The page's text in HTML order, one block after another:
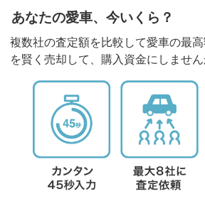
あなたの愛車、今いくら？
複数社の査定額を比較して愛車の最
を賢く売却して、購入資金にしません